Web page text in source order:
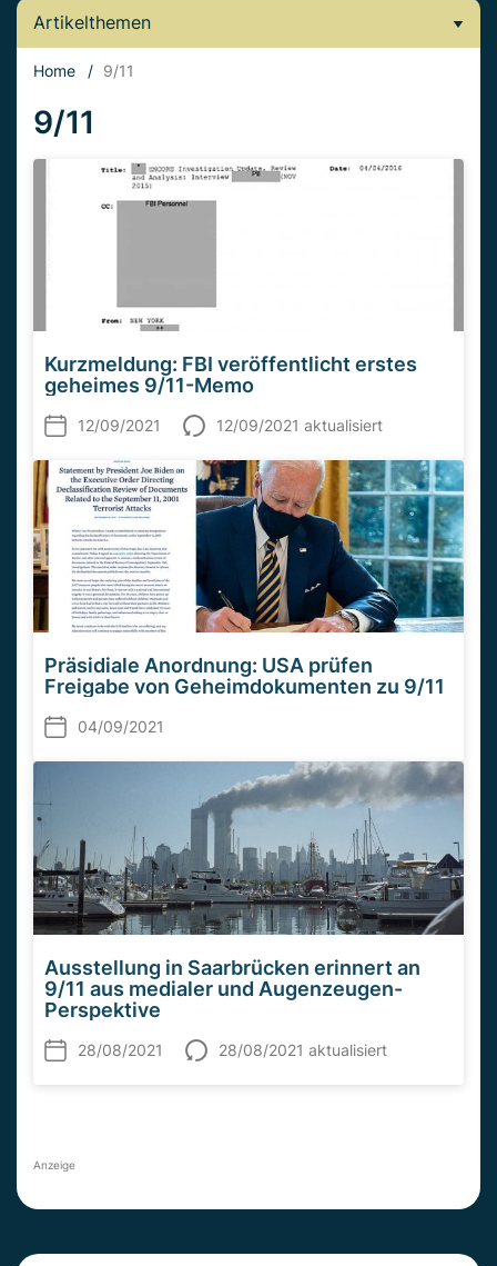
Artikelthemen
Home / 9/11
9/11
Kurzmeldung: FBI veröffentlicht erstes
geheimes 9/11-Memo
12/09/2021 12/09/2021 aktualisiert
Präsidiale Anordnung: USA prüfen
Freigabe von Geheimdokumenten zu 9/11
04/09/2021
Ausstellung in Saarbrücken erinnert an
9/11 aus medialer und Augenzeugen-
Perspektive
28/08/2021 28/08/2021 aktualisiert
Anzeige